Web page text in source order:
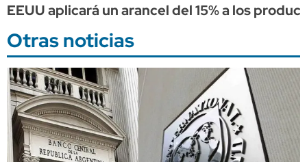
EEUU aplicará un arancel del 15% a los
Otras noticias